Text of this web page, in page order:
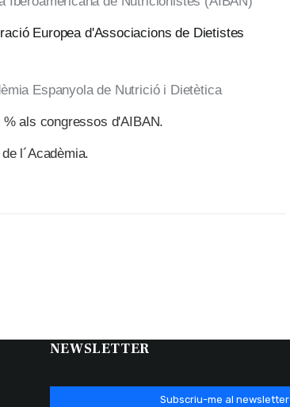
Europea d'Associacions de Dietistes
Espanyola de Nutrició i Dietètica
als congressos d'AIBAN.
l´Acadèmia.
NEWSLETTER
Subscriu-me al newsletter